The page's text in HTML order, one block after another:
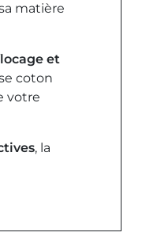
matière
et
coton
votre
, la